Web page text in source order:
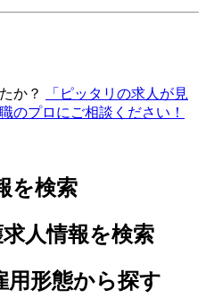
か？
「ピッタリの求人が見
のプロにご相談ください！
を検索
人情報を検索
用形態から探す